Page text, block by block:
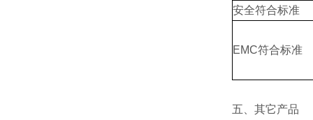
安全符合标准
EMC符合标准
五、其它产品